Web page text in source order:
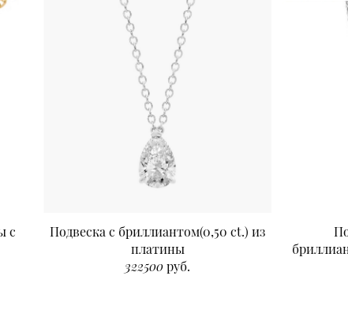
с
Подвеска с бриллиантом(0,50 ct.) из
платины
322500руб.